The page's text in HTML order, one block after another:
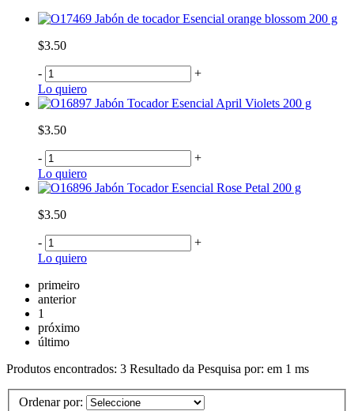
Jabón de tocador Esencial orange blossom 200 g
$3.50
-
+
Lo quiero
Jabón Tocador Esencial April Violets 200 g
$3.50
-
+
Lo quiero
Jabón Tocador Esencial Rose Petal 200 g
$3.50
-
+
Lo quiero
primeiro
anterior
1
próximo
último
Produtos encontrados: 3 Resultado da Pesquisa por: em 1 ms
Ordenar por: